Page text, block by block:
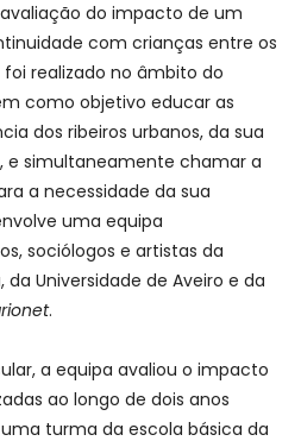
do impacto de um
com crianças entre os
foi realizado no âmbito do
como objetivo educar as
dos ribeiros urbanos, da sua
e simultaneamente chamar a
a necessidade da sua
uma equipa
sociólogos e artistas da
Universidade de Aveiro e da
.
a equipa avaliou o impacto
ao longo de dois anos
turma da escola básica da